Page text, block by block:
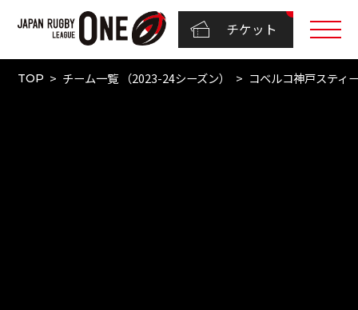
チケット
TOP チーム一覧 （2023-24シーズン） コベルコ神戸スティ